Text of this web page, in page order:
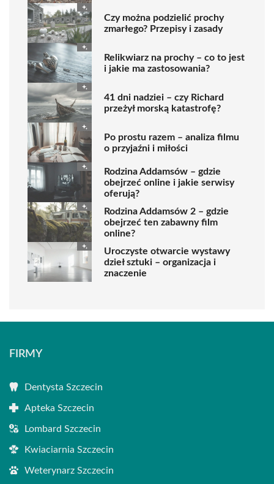
Czy można podzielić prochy
zmarłego? Przepisy i zasady
Relikwiarz na prochy – co to jest
i jakie ma zastosowania?
41 dni nadziei – czy Richard
przeżył morską katastrofę?
Po prostu razem – analiza filmu
o przyjaźni i miłości
Rodzina Addamsów – gdzie
obejrzeć online i jakie serwisy
oferują?
Rodzina Addamsów 2 – gdzie
obejrzeć ten zabawny film
online?
Uroczyste otwarcie wystawy
dzieł sztuki – organizacja i
znaczenie
FIRMY
Dentysta Szczecin
Apteka Szczecin
Lombard Szczecin
Kwiaciarnia Szczecin
Weterynarz Szczecin